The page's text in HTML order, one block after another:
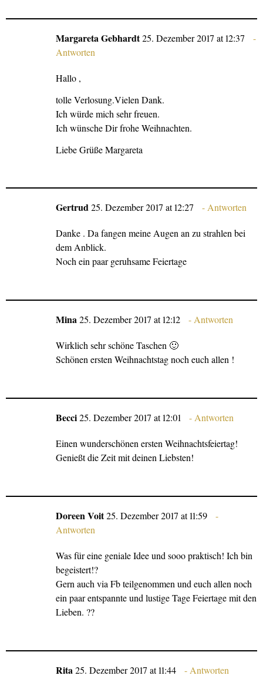
Margareta Gebhardt25. Dezember 2017 at 12:37
Antworten
Hallo ,
tolle Verlosung.Vielen Dank.
Ich würde mich sehr freuen.
Ich wünsche Dir frohe Weihnachten.
Liebe Grüße Margareta
Gertrud25. Dezember 2017 at 12:27 Antworten
Danke . Da fangen meine Augen an zu strahlen bei
dem Anblick.
Noch ein paar geruhsame Feiertage
Mina25. Dezember 2017 at 12:12 Antworten
Wirklich sehr schöne Taschen 🙂
Schönen ersten Weihnachtstag noch euch allen !
Becci25. Dezember 2017 at 12:01 Antworten
Einen wunderschönen ersten Weihnachtsfeiertag!
Genießt die Zeit mit deinen Liebsten!
Doreen Voit25. Dezember 2017 at 11:59
Antworten
Was für eine geniale Idee und sooo praktisch! Ich bin
begeistert!?
Gern auch via Fb teilgenommen und euch allen noch
ein paar entspannte und lustige Tage Feiertage mit den
Lieben. ??
Rita25. Dezember 2017 at 11:44 Antworten